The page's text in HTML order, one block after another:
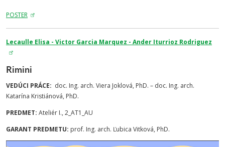
POSTER
Lecaulle Elisa - Victor Garcia Marquez - Ander Iturrioz Rodriguez
Rimini
VEDÚCI PRÁCE: doc. Ing. arch. Viera Joklová, PhD. – doc. Ing. arch.
Katarína Kristiánová, PhD.
PREDMET: Ateliér I., 2_AT1_AU
GARANT PREDMETU: prof. Ing. arch. Ľubica Vitková, PhD.